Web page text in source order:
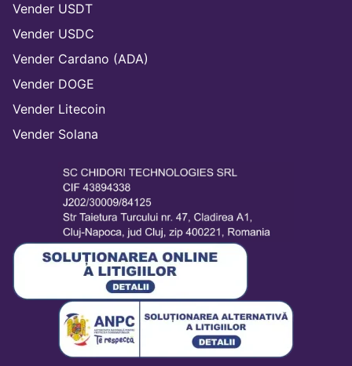
Vender USDT
Vender USDC
Vender Cardano (ADA)
Vender DOGE
Vender Litecoin
Vender Solana